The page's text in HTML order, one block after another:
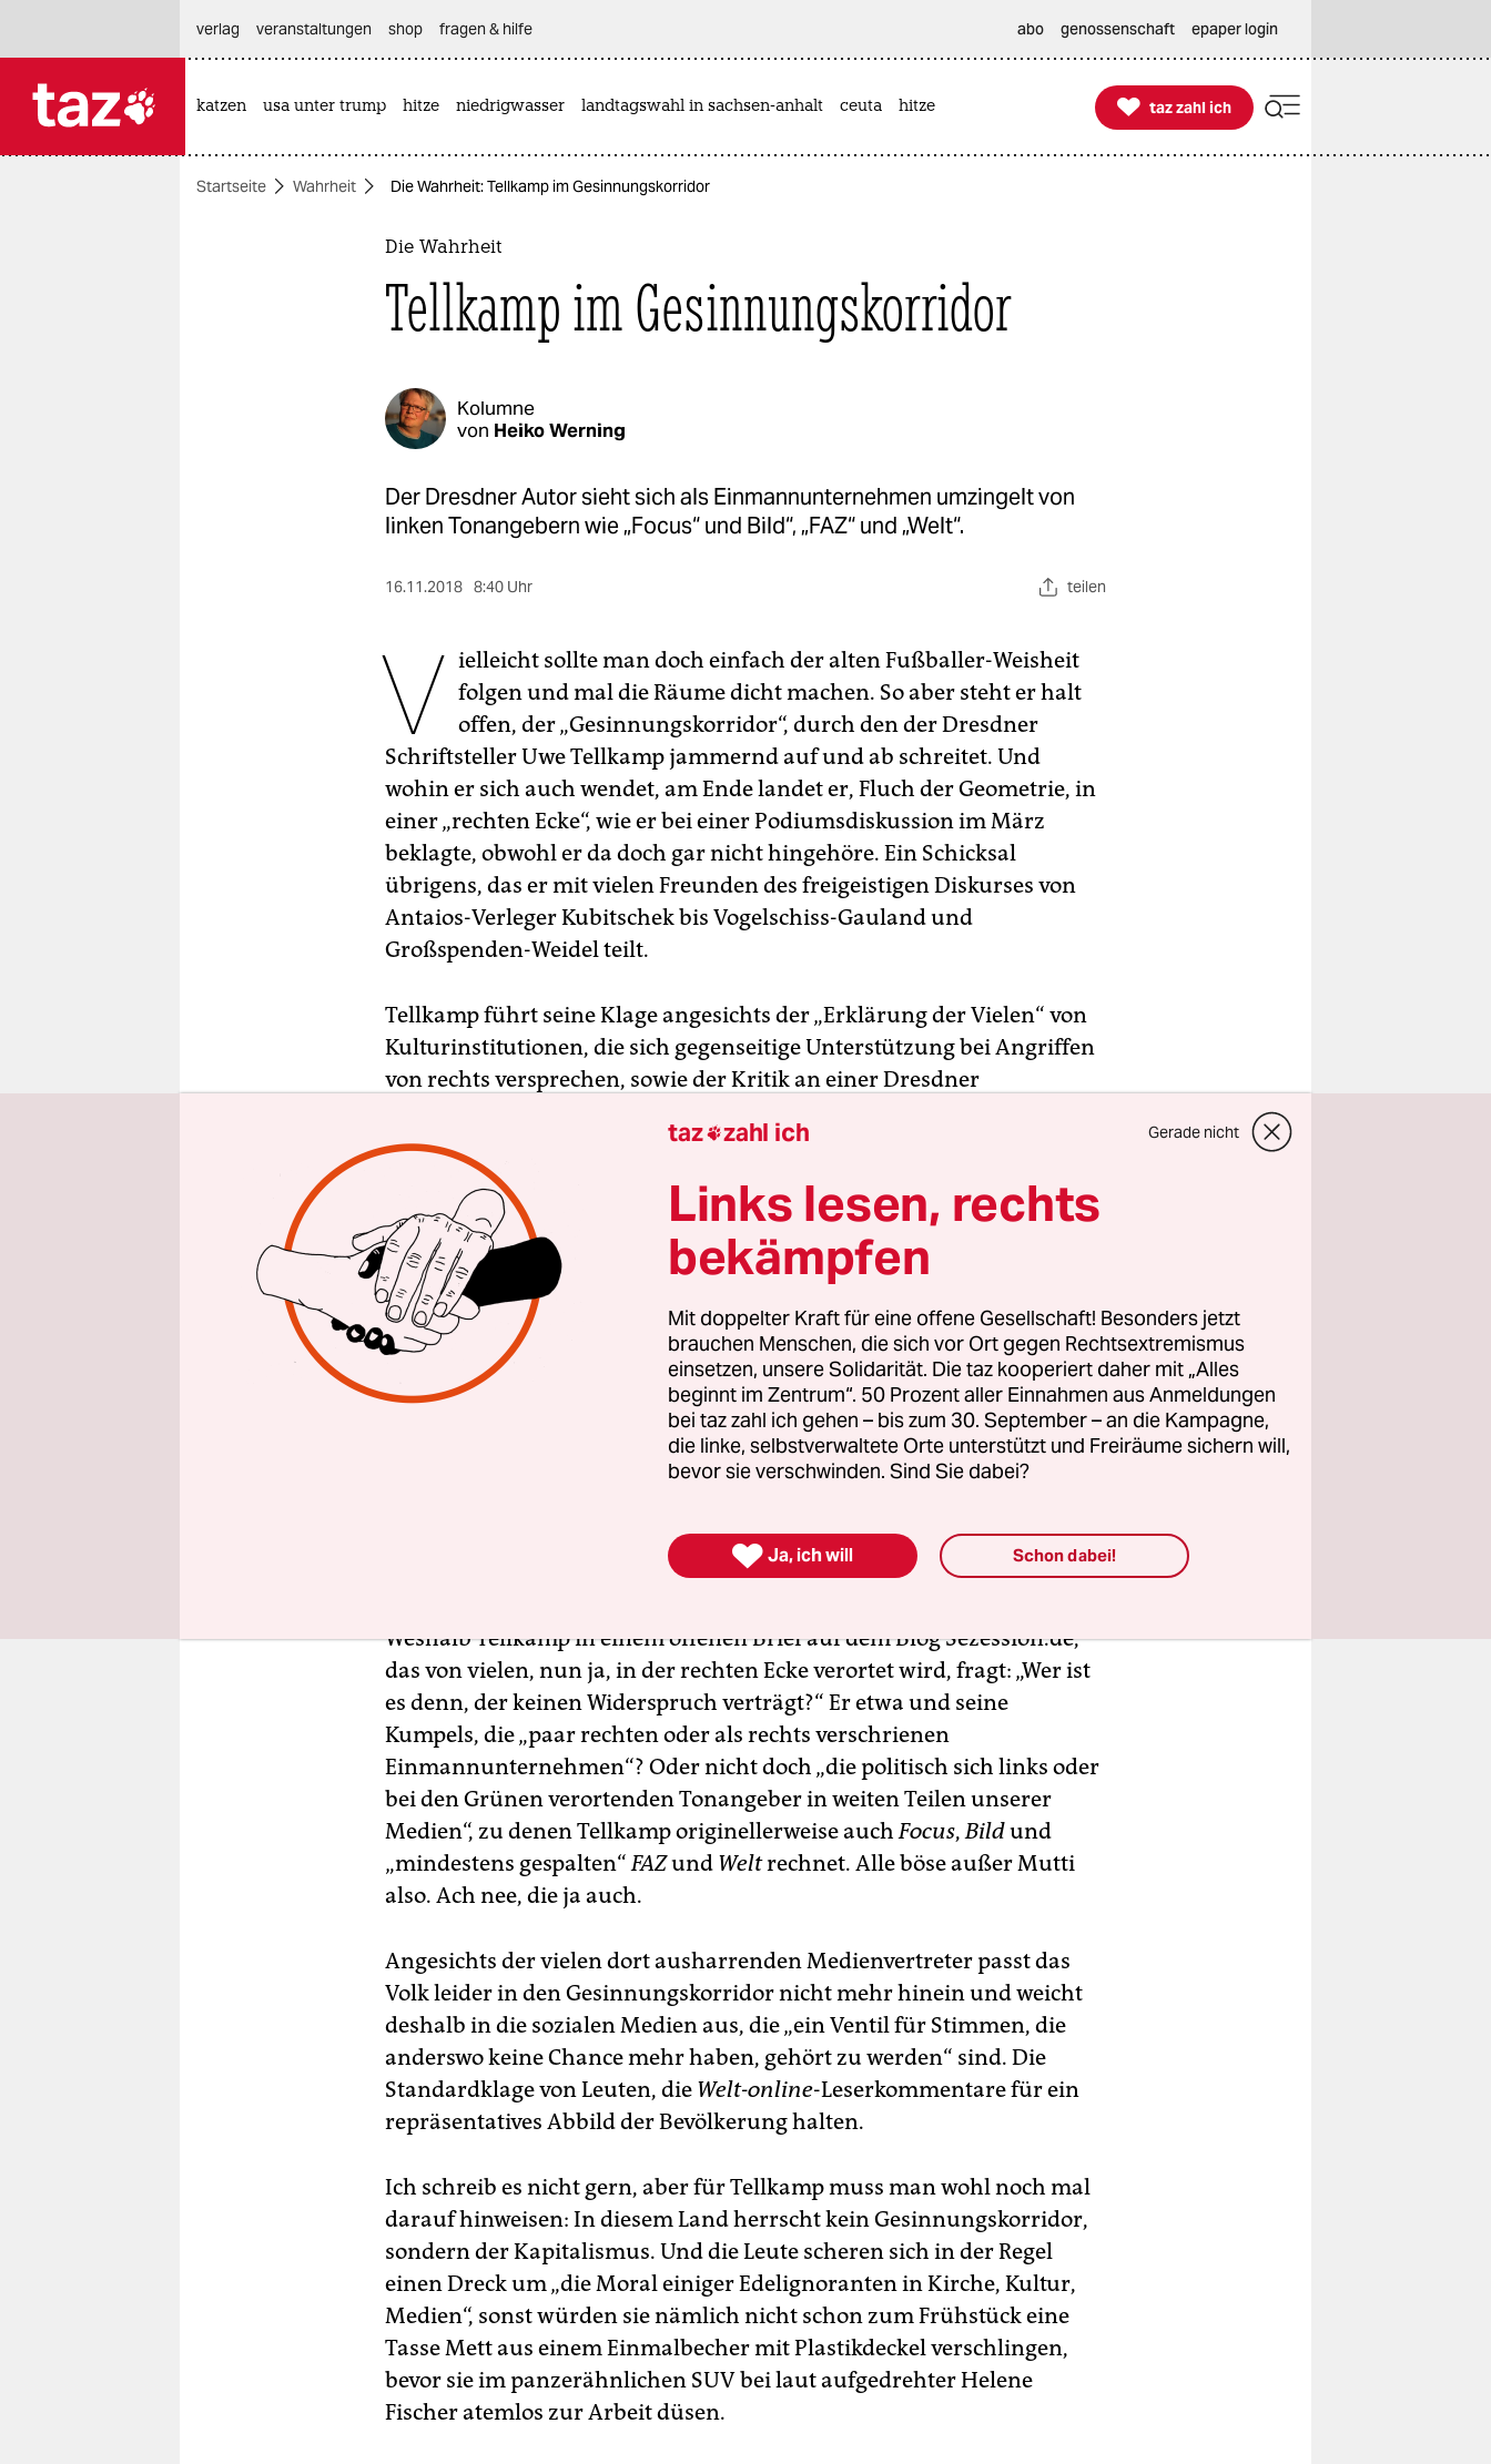
themen
verlag
veranstaltungen shop fragen & hilfe abo genossenschaft epaper login
katzen usa unter trump hitze niedrigwasser landtagswahl in sachsen-anhalt ceuta hitze 
taz zahl ich
taz zahl ich
Startseite Wahrheit Die Wahrheit: Tellkamp im Gesinnungskorridor
Die Wahrheit
Tellkamp im Gesinnungskorridor
Kolumne
von Heiko Werning
Der Dresdner Autor sieht sich als Einmannunternehmen umzingelt von
linken Tonangebern wie „Focus“ und Bild“, „FAZ“ und „Welt“.
16.11.2018 8:40 Uhr teilen
V ielleicht sollte man doch einfach der alten Fußballer-Weisheit
folgen und mal die Räume dicht machen. So aber steht er halt
offen, der „Gesinnungskorridor“, durch den der Dresdner
Schriftsteller Uwe Tellkamp jammernd auf und ab schreitet. Und
wohin er sich auch wendet, am Ende landet er, Fluch der Geometrie, in
einer „rechten Ecke“, wie er bei einer Podiumsdiskussion im März
beklagte, obwohl er da doch gar nicht hingehöre. Ein Schicksal
übrigens, das er mit vielen Freunden des freigeistigen Diskurses von
Antaios-Verleger Kubitschek bis Vogelschiss-Gauland und
Großspenden-Weidel teilt.
Tellkamp führt seine Klage angesichts der „Erklärung der Vielen“ von
Kulturinstitutionen, die sich gegenseitige Unterstützung bei Angriffen
von rechts versprechen, sowie der Kritik an einer Dresdner
gestellt wird, nur weil sie fortwährend Rechte in ihrem Laden hofiert.
Das ist gemein!
Weshalb Tellkamp in einem offenen Brief auf dem Blog Sezession.de,
das von vielen, nun ja, in der rechten Ecke verortet wird, fragt: „Wer ist
es denn, der keinen Widerspruch verträgt?“ Er etwa und seine
Kumpels, die „paar rechten oder als rechts verschrienen
Einmannunternehmen“? Oder nicht doch „die politisch sich links oder
bei den Grünen verortenden Tonangeber in weiten Teilen unserer
Medien“, zu denen Tellkamp originellerweise auchFocus,Bildund
„mindestens gespalten“FAZund Weltrechnet. Alle böse außer Mutti
also. Ach nee, die ja auch.
Angesichts der vielen dort ausharrenden Medienvertreter passt das
Volk leider in den Gesinnungskorridor nicht mehr hinein und weicht
deshalb in die sozialen Medien aus, die „ein Ventil für Stimmen, die
anderswo keine Chance mehr haben, gehört zu werden“ sind. Die
Standardklage von Leuten, die Welt-online-Leserkommentare für ein
repräsentatives Abbild der Bevölkerung halten.
Ich schreib es nicht gern, aber für Tellkamp muss man wohl noch mal
darauf hinweisen: In diesem Land herrscht kein Gesinnungskorridor,
sondern der Kapitalismus. Und die Leute scheren sich in der Regel
einen Dreck um „die Moral einiger Edelignoranten in Kirche, Kultur,
Medien“, sonst würden sie nämlich nicht schon zum Frühstück eine
Tasse Mett aus einem Einmalbecher mit Plastikdeckel verschlingen,
bevor sie im panzerähnlichen SUV bei laut aufgedrehter Helene
Fischer atemlos zur Arbeit düsen.
taz zahl ich Gerade nicht
Links lesen, rechts
bekämpfen
Mit doppelter Kraft für eine offene Gesellschaft! Besonders jetzt
brauchen Menschen, die sich vor Ort gegen Rechtsextremismus
einsetzen, unsere Solidarität. Die taz kooperiert daher mit „Alles
beginnt im Zentrum“. 50 Prozent aller Einnahmen aus Anmeldungen
bei taz zahl ich gehen – bis zum 30. September – an die Kampagne,
die linke, selbstverwaltete Orte unterstützt und Freiräume sichern will,
bevor sie verschwinden. Sind Sie dabei?
 Ja, ich will Schon dabei!